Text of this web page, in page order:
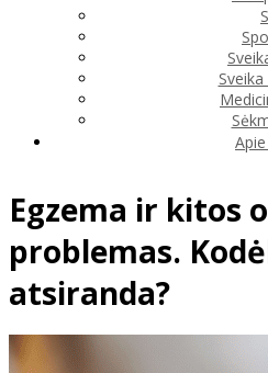
Egzema ir kitos
problemas.
atsiranda?